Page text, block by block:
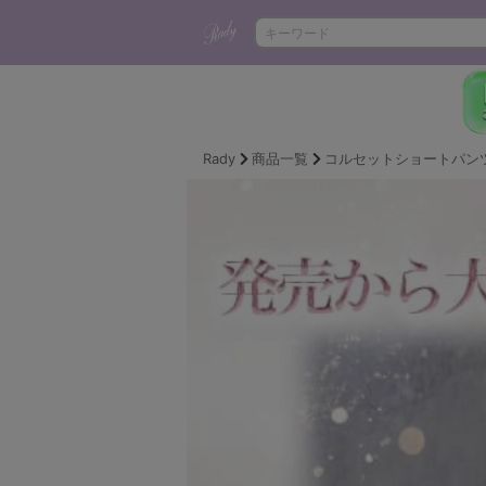
Rady 商品一覧 コルセットショートパン